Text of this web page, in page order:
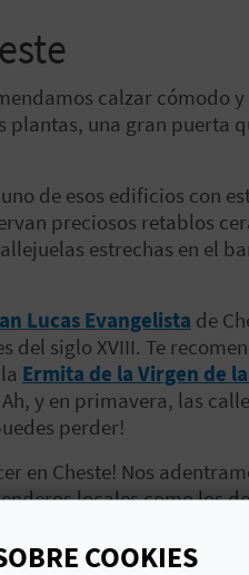
calzar cómodo
plantas, una gran puerta
de esos edificios con
preciosos retablos
estrechas en el
Lucas Evangelista de
del siglo XVIII. Te
Ermita de la Virgen de
y en primavera, las
perder!
en Cheste! Nos
locales como los
seco y una interesante
está muy cerca del
COOKIES